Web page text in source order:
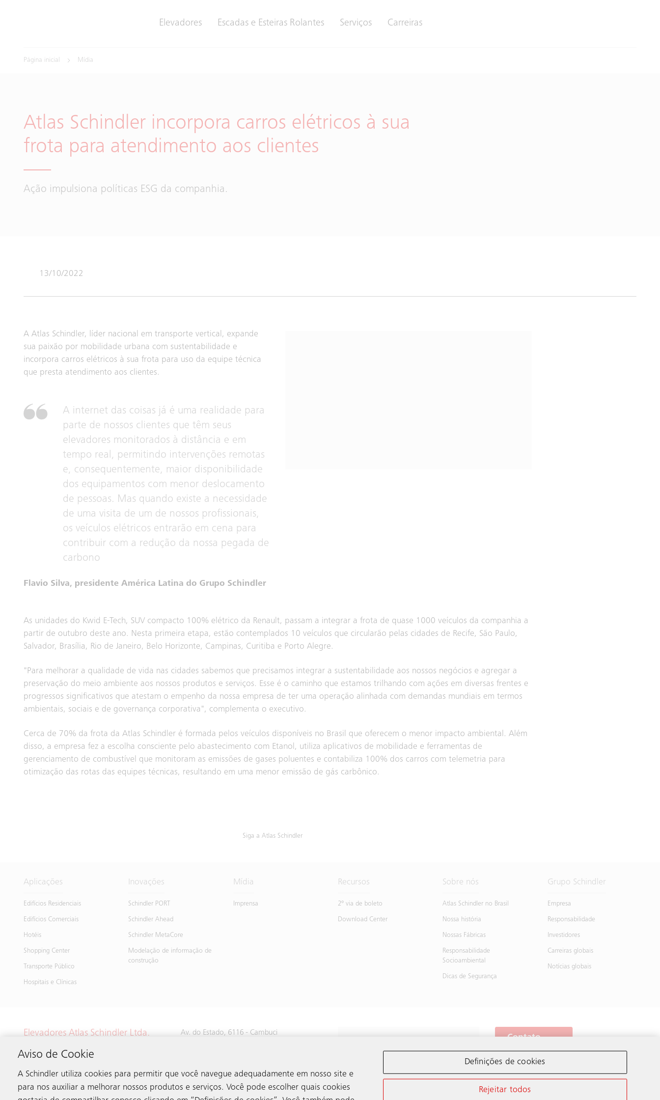
Elevadores Escadas e Esteiras Rolantes Serviços Carreiras
Página inicial Mídia
Atlas Schindler incorpora carros elétricos à sua
frota para atendimento aos clientes
Ação impulsiona políticas ESG da companhia.
13/10/2022
A Atlas Schindler, líder nacional em transporte vertical, expande
sua paixão por mobilidade urbana com sustentabilidade e
incorpora carros elétricos à sua frota para uso da equipe técnica
que presta atendimento aos clientes.
A internet das coisas já é uma realidade para
parte de nossos clientes que têm seus
elevadores monitorados à distância e em
tempo real, permitindo intervenções remotas
e, consequentemente, maior disponibilidade
dos equipamentos com menor deslocamento
de pessoas. Mas quando existe a necessidade
de uma visita de um de nossos profissionais,
os veículos elétricos entrarão em cena para
contribuir com a redução da nossa pegada de
carbono
Flavio Silva, presidente América Latina do Grupo Schindler
As unidades do Kwid E-Tech, SUV compacto 100% elétrico da Renault, passam a integrar a frota de quase 1000 veículos da companhia a
partir de outubro deste ano. Nesta primeira etapa, estão contemplados 10 veículos que circularão pelas cidades de Recife, São Paulo,
Salvador, Brasília, Rio de Janeiro, Belo Horizonte, Campinas, Curitiba e Porto Alegre.
"Para melhorar a qualidade de vida nas cidades sabemos que precisamos integrar a sustentabilidade aos nossos negócios e agregar a
preservação do meio ambiente aos nossos produtos e serviços. Esse é o caminho que estamos trilhando com ações em diversas frentes e
progressos significativos que atestam o empenho da nossa empresa de ter uma operação alinhada com demandas mundiais em termos
ambientais, sociais e de governança corporativa", complementa o executivo.
Cerca de 70% da frota da Atlas Schindler é formada pelos veículos disponíveis no Brasil que oferecem o menor impacto ambiental. Além
disso, a empresa fez a escolha consciente pelo abastecimento com Etanol, utiliza aplicativos de mobilidade e ferramentas de
gerenciamento de combustível que monitoram as emissões de gases poluentes e contabiliza 100% dos carros com telemetria para
otimização das rotas das equipes técnicas, resultando em uma menor emissão de gás carbônico.
Siga a Atlas Schindler
Aplicações
Edifícios Residenciais
Edifícios Comerciais
Hotéis
Shopping Center
Transporte Público
Hospitais e Clínicas
Inovações
Schindler PORT
Schindler Ahead
Schindler MetaCore
Modelação de informação de
construção
Mídia
Imprensa
Recursos
2º via de boleto
Download Center
Sobre nós
Atlas Schindler no Brasil
Nossa história
Nossas Fábricas
Responsabilidade
Socioambiental
Dicas de Segurança
Grupo Schindler
Empresa
Responsabilidade
Investidores
Carreiras globais
Notícias globais
Elevadores Atlas Schindler Ltda.
Sede
Av. do Estado, 6116 - Cambuci
Contato
Aviso de Cookie
A Schindler utiliza cookies para permitir que você navegue adequadamente em nosso site e
para nos auxiliar a melhorar nossos produtos e serviços. Você pode escolher quais cookies
Definições de cookies
Rejeitar todos